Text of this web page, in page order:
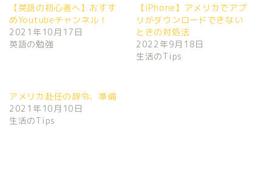
【英語の初心者へ】おすす
めYoutubeチャンネル！
2021年10月17日
英語の勉強
【iPhone】アメリカでアプ
リがダウンロードできない
ときの対処法
2022年9月18日
生活のTips
アメリカ赴任の辞令、準備
2021年10月10日
生活のTips